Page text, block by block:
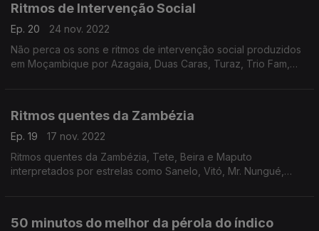
Ritmos de Intervenção Social
Ep. 20
24 nov. 2022
Não perca os sons e ritmos de intervenção social produzidos
em Moçambique por Azagaia, Duas Caras, Turaz, Trio Fam,
Ritmos quentes da Zambézia
Ep. 19
17 nov. 2022
Ritmos quentes da Zambézia, Tete, Beira e Maputo
interpretados por estrelas como Sanelo, Vitó, Mr. Nungué,
50 minutos do melhor da pérola do índico